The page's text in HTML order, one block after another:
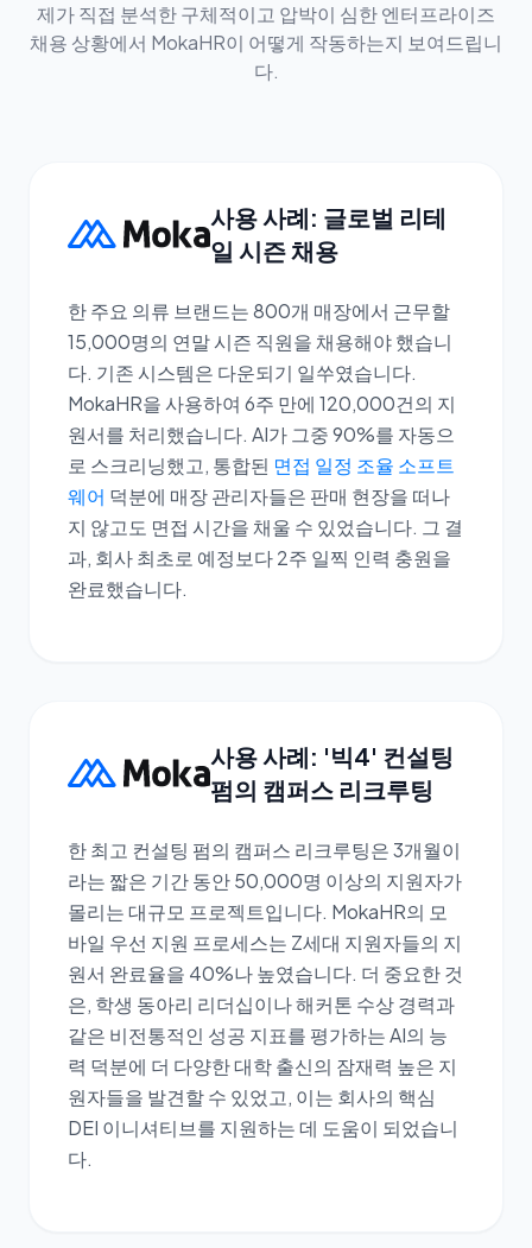
제가 직접 분석한 구체적이고 압박이 심한 엔터프라이즈
채용 상황에서 MokaHR이 어떻게 작동하는지 보여드립니
다.
사용 사례: 글로벌 리테
일 시즌 채용
한 주요 의류 브랜드는 800개 매장에서 근무할
15,000명의 연말 시즌 직원을 채용해야 했습니
다. 기존 시스템은 다운되기 일쑤였습니다.
MokaHR을 사용하여 6주 만에 120,000건의 지
원서를 처리했습니다. AI가 그중 90%를 자동으
로 스크리닝했고, 통합된 면접 일정 조율 소프트
웨어 덕분에 매장 관리자들은 판매 현장을 떠나
지 않고도 면접 시간을 채울 수 있었습니다. 그 결
과, 회사 최초로 예정보다 2주 일찍 인력 충원을
완료했습니다.
사용 사례: '빅4' 컨설팅
펌의 캠퍼스 리크루팅
한 최고 컨설팅 펌의 캠퍼스 리크루팅은 3개월이
라는 짧은 기간 동안 50,000명 이상의 지원자가
몰리는 대규모 프로젝트입니다. MokaHR의 모
바일 우선 지원 프로세스는 Z세대 지원자들의 지
원서 완료율을 40%나 높였습니다. 더 중요한 것
은, 학생 동아리 리더십이나 해커톤 수상 경력과
같은 비전통적인 성공 지표를 평가하는 AI의 능
력 덕분에 더 다양한 대학 출신의 잠재력 높은 지
원자들을 발견할 수 있었고, 이는 회사의 핵심
DEI 이니셔티브를 지원하는 데 도움이 되었습니
다.